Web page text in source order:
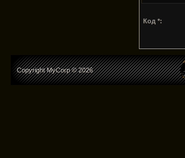
Код *:
Copyright MyCorp © 2026